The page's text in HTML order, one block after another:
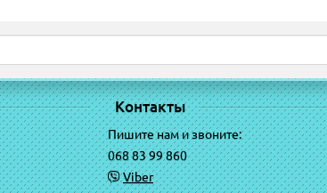
Контакты
Пишите нам и звоните:
068 83 99 860
Viber